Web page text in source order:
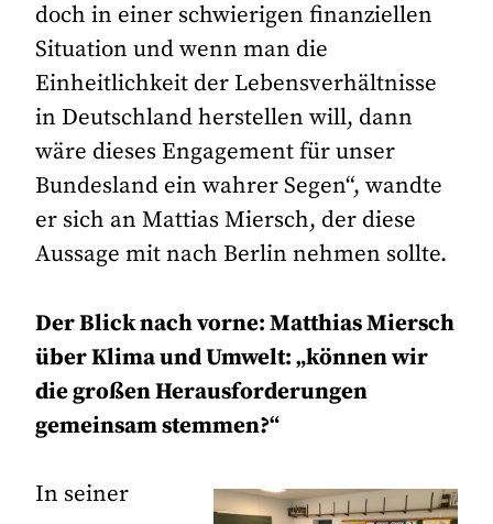
doch in einer schwierigen finanziellen
Situation und wenn man die
Einheitlichkeit der Lebensverhältnisse
in Deutschland herstellen will, dann
wäre dieses Engagement für unser
Bundesland ein wahrer Segen“, wandte
er sich an Mattias Miersch, der diese
Aussage mit nach Berlin nehmen sollte.
Der Blick nach vorne: Matthias Miersch
über Klima und Umwelt: „können wir
die großen Herausforderungen
gemeinsam stemmen?“
In seiner